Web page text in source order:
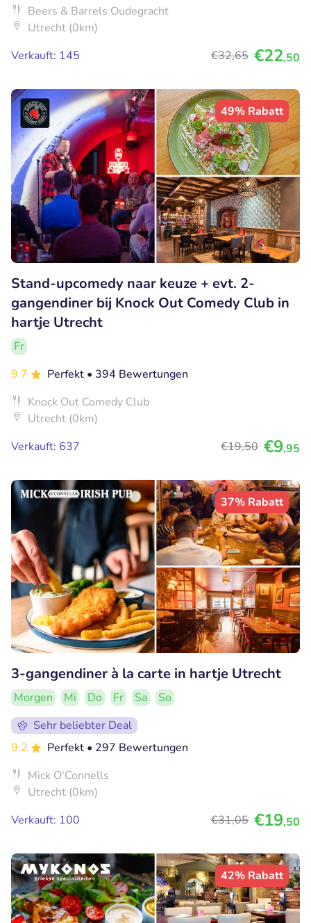
Beers & Barrels Oudegracht
Utrecht (0km)
Verkauft: 145
€32,65 €22,50
49% Rabatt
Stand-upcomedy naar keuze + evt. 2-
gangendiner bij Knock Out Comedy Club in
hartje Utrecht
Fr
9.7
Perfekt • 394 Bewertungen
Knock Out Comedy Club
Utrecht (0km)
Verkauft: 637
€19,50 €9,95
37% Rabatt
3-gangendiner à la carte in hartje Utrecht
Morgen Mi Do Fr Sa
So
Sehr beliebter Deal
9.2
Perfekt • 297 Bewertungen
Mick O'Connells
Utrecht (0km)
Verkauft: 100
€31,05 €19,50
42% Rabatt